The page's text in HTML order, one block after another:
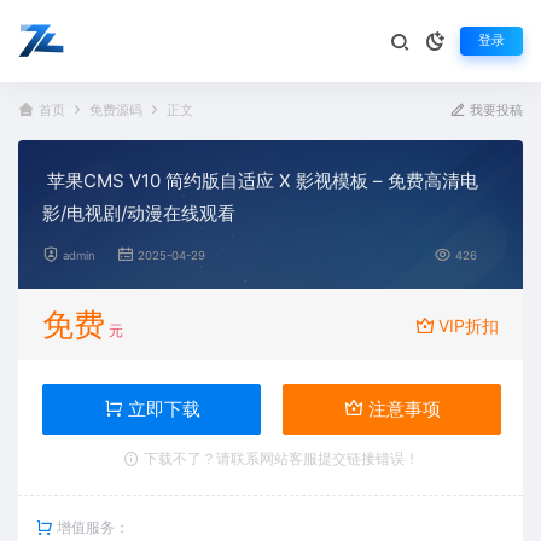
登录
首页 免费源码 正文 我要投稿
苹果CMS V10 简约版自适应 X 影视模板 – 免费高清电
影/电视剧/动漫在线观看
admin 2025-04-29 426
免费 元 VIP折扣
立即下载 注意事项
下载不了？请联系网站客服提交链接错误！
增值服务：